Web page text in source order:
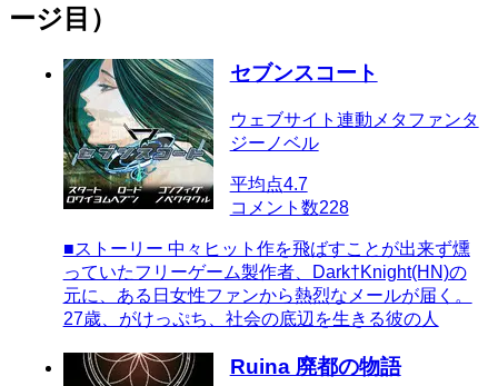
ージ目）
セブンスコート
ウェブサイト連動メタファンタ
ジーノベル
平均点4.7
コメント数228
■ストーリー 中々ヒット作を飛ばすことが出来ず燻
っていたフリーゲーム製作者、Dark†Knight(HN)の
元に、ある日女性ファンから熱烈なメールが届く。
27歳、がけっぷち、社会の底辺を生きる彼の人
Ruina 廃都の物語